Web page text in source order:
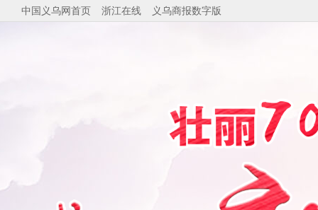
中国义乌网首页 浙江在线 义乌商报数字版